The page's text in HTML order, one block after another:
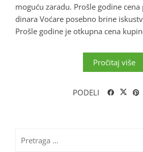
moguću zaradu. Prošle godine cena
dinara Voćare posebno brine
Prošle godine je otkupna cena
Pročitaj više
PODELI
za: